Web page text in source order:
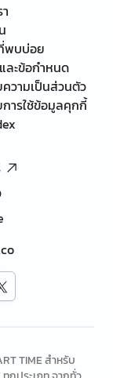
พบบ่อย
ละข้อกำหนด
ความเป็นส่วนตัว
การใช้ข้อมูลคุกกี้
TIME สำหรับ